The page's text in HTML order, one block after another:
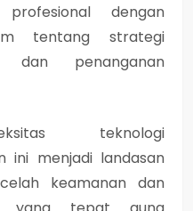
dengan
tentang strategi
dan penanganan
teknologi
ini menjadi landasan
keamanan dan